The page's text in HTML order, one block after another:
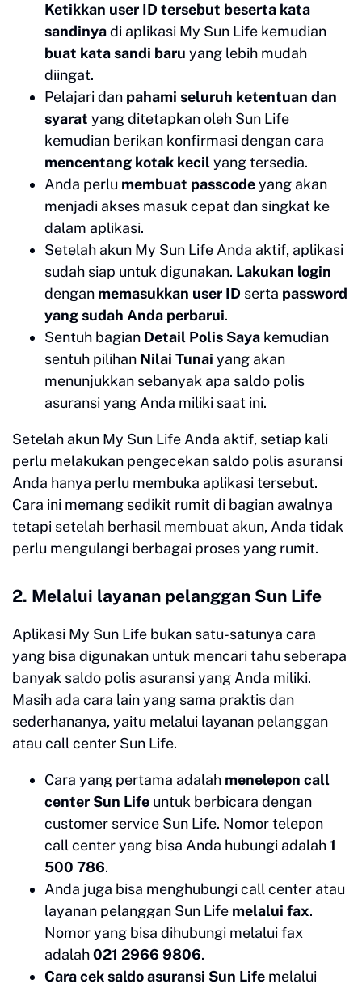
Ketikkan user ID tersebut beserta kata
sandinyadi aplikasi My Sun Life kemudian
buat kata sandi baru yang lebih mudah
diingat.
Pelajari dan pahami seluruh ketentuan dan
syarat yang ditetapkan oleh Sun Life
kemudian berikan konfirmasi dengan cara
mencentang kotak kecilyang tersedia.
Anda perlu membuat passcodeyang akan
menjadi akses masuk cepat dan singkat ke
dalam aplikasi.
Setelah akun My Sun Life Anda aktif, aplikasi
sudah siap untuk digunakan. Lakukan login
dengan memasukkan user ID serta password
yang sudah Anda perbarui.
Sentuh bagian Detail Polis Saya kemudian
sentuh pilihan Nilai Tunai yang akan
menunjukkan sebanyak apa saldo polis
asuransi yang Anda miliki saat ini.
Setelah akun My Sun Life Anda aktif, setiap kali
perlu melakukan pengecekan saldo polis asuransi
Anda hanya perlu membuka aplikasi tersebut.
Cara ini memang sedikit rumit di bagian awalnya
tetapi setelah berhasil membuat akun, Anda tidak
perlu mengulangi berbagai proses yang rumit.
2. Melalui layanan pelanggan Sun Life
Aplikasi My Sun Life bukan satu-satunya cara
yang bisa digunakan untuk mencari tahu seberapa
banyak saldo polis asuransi yang Anda miliki.
Masih ada cara lain yang sama praktis dan
sederhananya, yaitu melalui layanan pelanggan
atau call center Sun Life.
Cara yang pertama adalah menelepon call
center Sun Life untuk berbicara dengan
customer service Sun Life. Nomor telepon
call center yang bisa Anda hubungi adalah1
500 786.
Anda juga bisa menghubungi call center atau
layanan pelanggan Sun Life melalui fax.
Nomor yang bisa dihubungi melalui fax
adalah021 2966 9806.
Cara cek saldo asuransi Sun Life melalui